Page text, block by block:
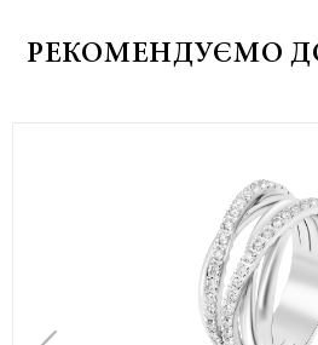
РЕКОМЕНДУЄМО